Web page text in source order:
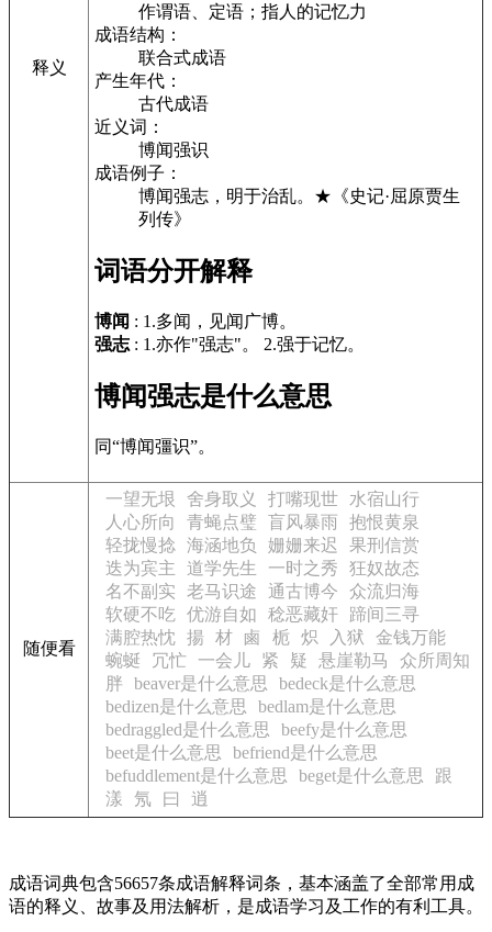
释义
作谓语、定语；指人的记忆力
成语结构：
联合式成语
产生年代：
古代成语
近义词：
博闻强识
成语例子：
博闻强志，明于治乱。★《史记·屈原贾生
列传》
词语分开解释
博闻 : 1.多闻，见闻广博。
强志 : 1.亦作"强志"。 2.强于记忆。
博闻强志是什么意思
同“博闻彊识”。
随便看
一望无垠 舍身取义 打嘴现世
水宿山行
人心所向
青蝇点璧 盲风暴雨
抱恨黄泉
轻拢慢捻 海涵地负 姗姗来迟
果刑信赏
迭为宾主
道学先生 一时之秀
狂奴故态
名不副实
老马识途 通古博今
众流归海
软硬不吃 优游自如 稔恶藏奸
蹄间三寻
满腔热忱 揚 材 鹵 栀 炽 入狱
金钱万能
蜿蜒
冗忙 一会儿 紧 疑 悬崖勒马
众所周知
胖 beaver是什么意思
bedeck是什么意思
bedizen是什么意思
bedlam是什么意思
bedraggled是什么意思
beefy是什么意思
beet是什么意思
befriend是什么意思
befuddlement是什么意思
beget是什么意思
跟
漾
氖 曰 逍
成语词典包含56657条成语解释词条，基本涵盖了全部常用成
语的释义、故事及用法解析，是成语学习及工作的有利工具。